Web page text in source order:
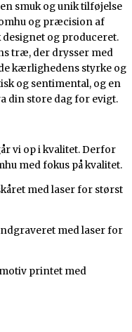
smuk og unik tilføjelse
og præcision af
og produceret.
træ, der drysser med
kærlighedens styrke og
og sentimental, og en
din store dag for evigt.
vi op i kvalitet. Derfor
med fokus på kvalitet.
med laser for størst
med laser for
printet med